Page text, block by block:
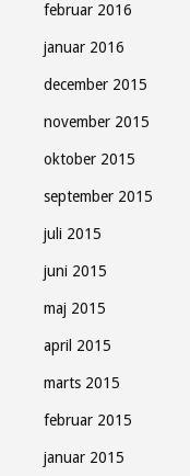
februar 2016
januar 2016
december 2015
november 2015
oktober 2015
september 2015
juli 2015
juni 2015
maj 2015
april 2015
marts 2015
februar 2015
januar 2015